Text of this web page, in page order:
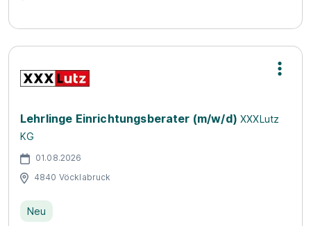
Lehrlinge Einrichtungsberater (m/w/d) XXXLutz
KG
01.08.2026
4840 Vöcklabruck
Neu